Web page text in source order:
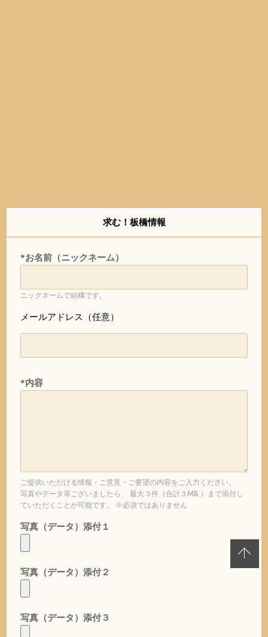
求む！板橋情報
*お名前（ニックネーム）
ニックネームで結構です。
メールアドレス（任意）
*内容
ご提供いただける情報・ご意見・ご要望の内容をご入力ください。
写真やデータ等ございましたら、 最大３件（合計３MB ）まで添付し
ていただくことが可能です。 ※必須ではありません
写真（データ）添付１
写真（データ）添付２
写真（データ）添付３